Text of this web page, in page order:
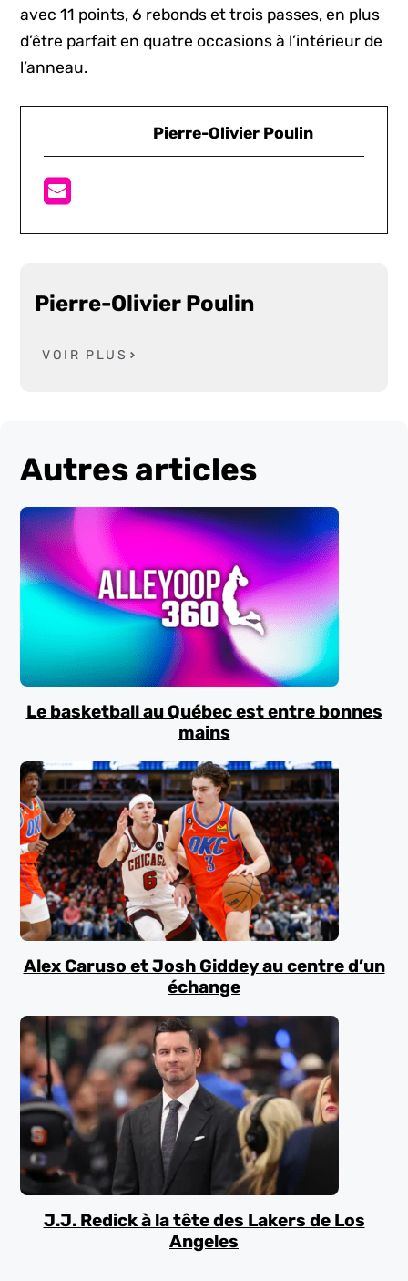
avec 11 points, 6 rebonds et trois passes, en plus
d’être parfait en quatre occasions à l’intérieur de
l’anneau.
Pierre-Olivier Poulin
Pierre-Olivier Poulin
VOIR PLUS
Autres articles
Le basketball au Québec est entre bonnes
mains
Alex Caruso et Josh Giddey au centre d’un
échange
J.J. Redick à la tête des Lakers de Los
Angeles